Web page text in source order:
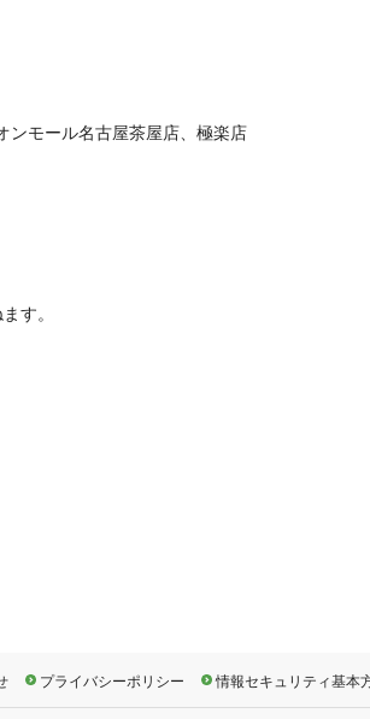
ンモール名古屋茶屋店、極楽店
す。
プライバシーポリシー 情報セキュリティ基本